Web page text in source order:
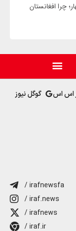
چرا افغانستان
اس اس گوگل نیوز
/ irafnewsfa
/ iraf.news
/ irafnews
/ iraf.ir